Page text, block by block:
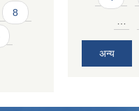
8
अन्य